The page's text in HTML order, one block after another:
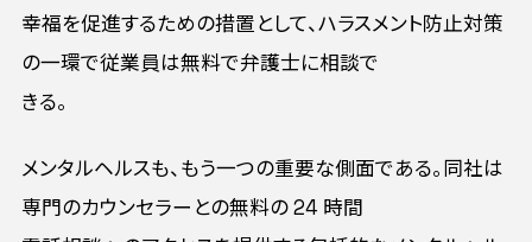
幸福を促進するための措置として、ハラスメント防止対策
の一環で従業員は無料で弁護士に相談で
きる。
メンタルヘルスも、もう一つの重要な側面である。同社は
専門のカウンセラーとの無料の 24 時間